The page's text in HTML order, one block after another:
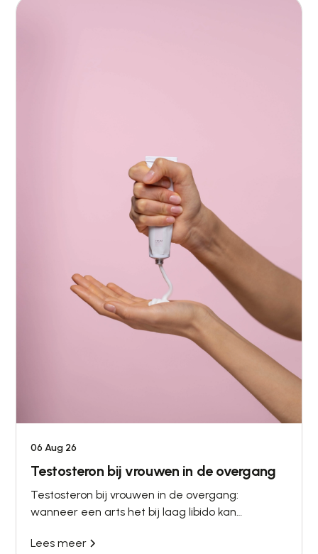
06 Aug 26
Testosteron bij vrouwen in de overgang
Testosteron bij vrouwen in de overgang:
wanneer een arts het bij laag libido kan
monitoring werkt.
Lees meer